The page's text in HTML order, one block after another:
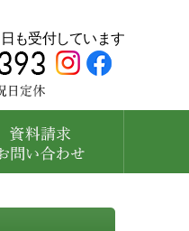
も受付しています